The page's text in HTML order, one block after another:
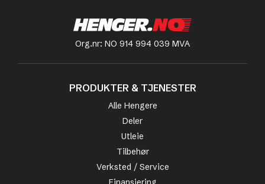
Org.nr: NO 914 994 039 MVA
PRODUKTER & TJENESTER
Alle Hengere
Deler
Utleie
Tilbehør
Verksted / Service